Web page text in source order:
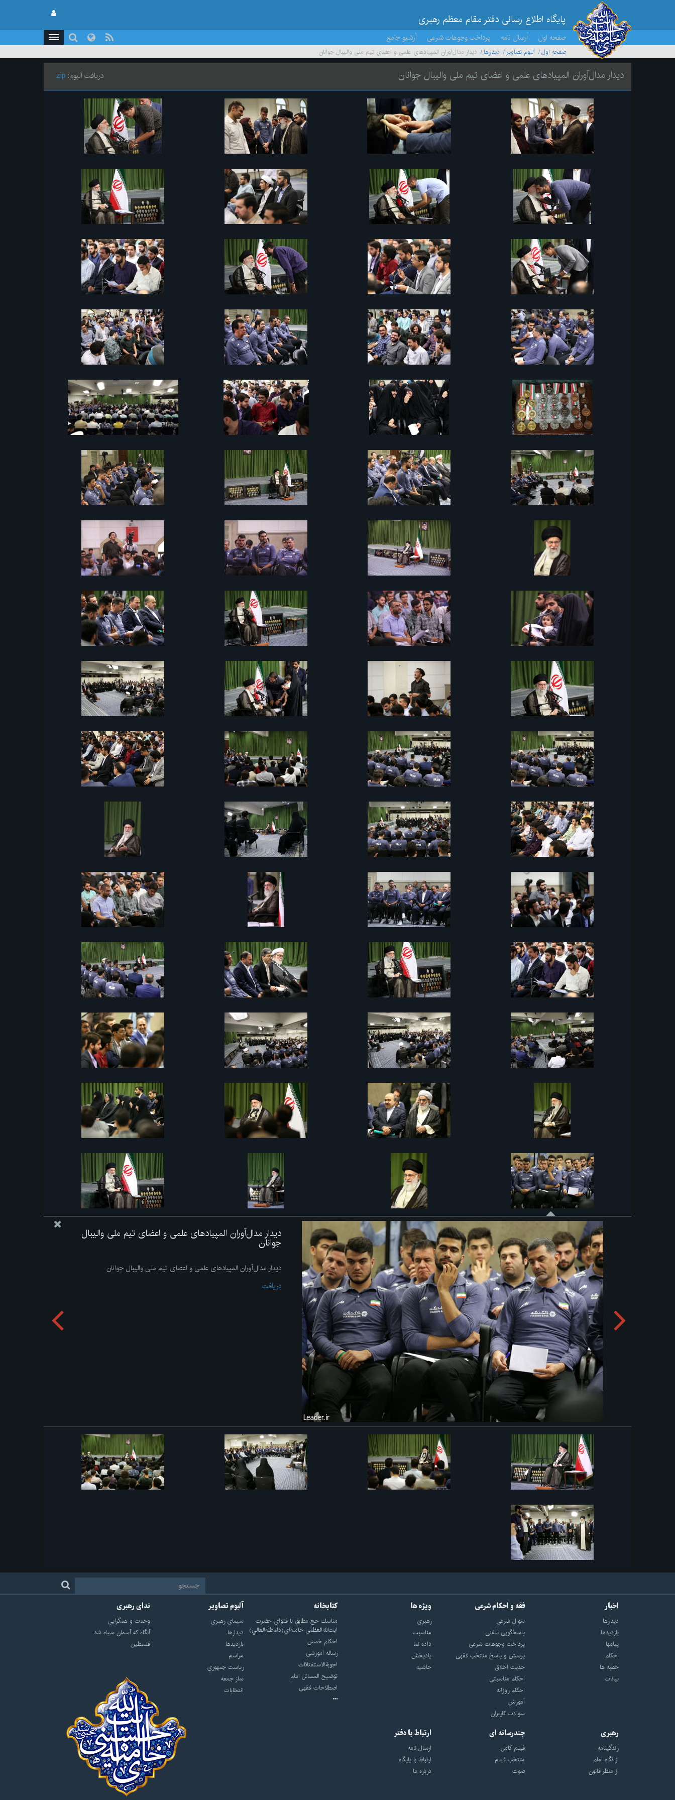
پایگاه اطلاع رسانی دفتر مقام معظم رهبری
صفحه اول ارسال نامه پرداخت وجوهات شرعی آرشیو جامع
صفحه اول آلبوم تصاویر ديدارها دیدار مدال‌آوران المپیادهای علمی و اعضای تیم ملی والیبال جوانان
دیدار مدال‌آوران المپیادهای علمی و اعضای تیم ملی والیبال جوانان دریافت آلبوم: zip
دیدار مدال‌آوران المپیادهای علمی و اعضای تیم ملی والیبال
جوانان
دیدار مدال‌آوران المپیادهای علمی و اعضای تیم ملی والیبال جوانان
دریافت
اخبار
دیدارها
بازديدها
پيامها
احكام
خطبه ها
بیانات
فقه و احکام شرعی
سوال شرعی
پاسخگویی تلفنی
پرداخت وجوهات شرعی
پرسش و پاسخ منتخب فقهی
حدیث اخلاق
احکام مناسبتی
احکام روزانه
آموزش
سوالات کاربران
ویژه ها
رهبری
مناسبت
داده نما
پادپخش
حاشیه
کتابخانه
مناسك حج مطابق با فتواي حضرت
آيت‌الله‌العظمى خامنه‌اى(دام‌ظلّه‌العالي)
احکام خمس
رساله آموزشی
اجوبة‌الاستفتائات
توضيح المسائل امام
اصطلاحات فقهى
آلبوم تصاویر
سيماى رهبرى
ديدارها
بازديدها
مراسم
رياست جمهوري
نماز جمعه
انتخابات
ندای رهبری
وحدت و همگرایی
آنگاه که آسمان سیاه شد
فلسطین
رهبری
زندگینامه
از نگاه امام
از منظر قانون
چندرسانه ای
فیلم کامل
منتخب فیلم
صوت
ارتباط با دفتر
ارسال نامه
ارتباط با پایگاه
درباره ما